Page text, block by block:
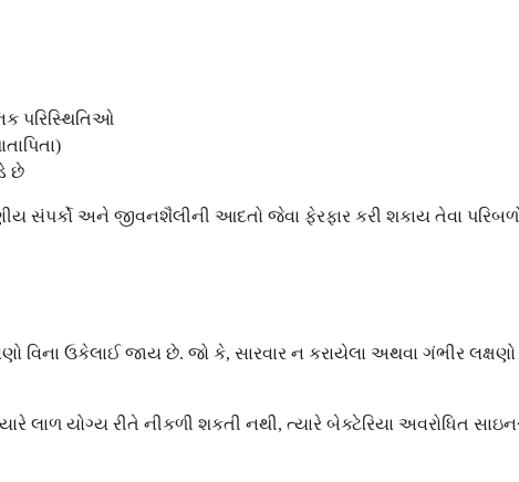
પરિસ્થિતિઓ
છે
સંપર્કો અને જીવનશૈલીની આદતો જેવા ફેરફાર કરી શકાય તેવા
વિના ઉકેલાઈ જાય છે. જો કે, સારવાર ન કરાયેલા અથવા ગંભીર
યોગ્ય રીતે નીકળી શકતી નથી, ત્યારે બેક્ટેરિયા અવરોધિત